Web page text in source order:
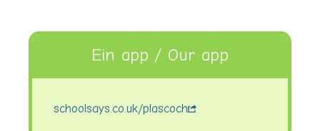
Ein app / Our app
schoolsays.co.uk/plascoch